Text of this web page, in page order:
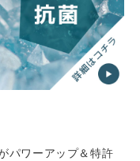
パワーアップ＆特許